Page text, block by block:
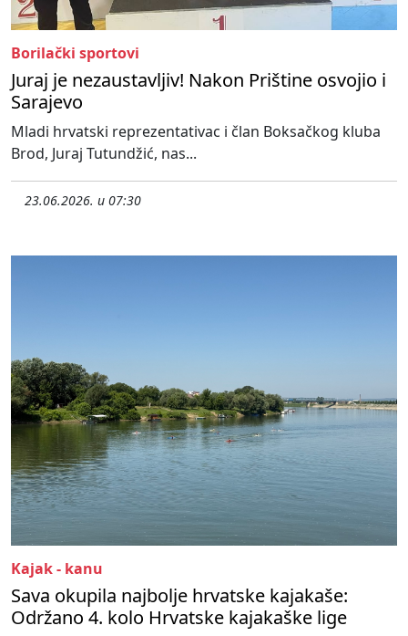
Borilački sportovi
Juraj je nezaustavljiv! Nakon Prištine osvojio i
Sarajevo
Mladi hrvatski reprezentativac i član Boksačkog kluba
Brod, Juraj Tutundžić, nas...
23.06.2026. u 07:30
Kajak - kanu
Sava okupila najbolje hrvatske kajakaše:
Održano 4. kolo Hrvatske kajakaške lige